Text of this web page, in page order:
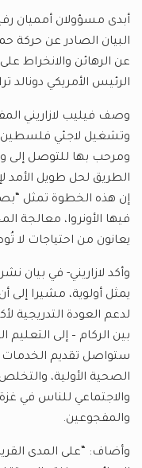
أبدى مسؤولان أمميان
البيان الصادر عن حركة
عن الرهائن والانخراط
الرئيس الأمريكي دونالد
وصف فيليب لازاريني
وتشغيل لاجئي فلسطين
ومرحب بها للتوصل إلى
الطريق لحل طويل الأمد
إن هذه الخطوة تمثل
فيها الأونروا، معالجة
يعانون من احتياجات لا
وأكد لازاريني- في بيان
يمثل أولوية، مشيرا إلى
بين الركام – إلى
ستواصل تقديم الخدمات
الصحية الأولية،
والاجتماعي للناس في
والمفجوعين.
وأضاف: “على المدى